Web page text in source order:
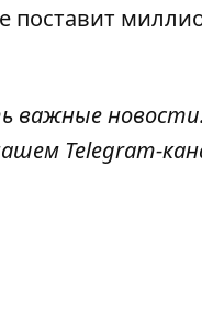
поставит
важные
Telegram-